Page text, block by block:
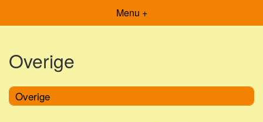
Menu +
Overige
Overige